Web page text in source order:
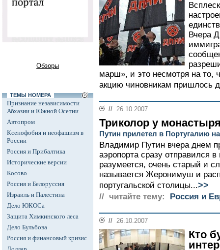
Обзоры
ТЕМЫ НОМЕРА
Признание независимости
Абхазии и Южной Осетии
Автопром
Ксенофобия и неофашизм в
России
Россия и Прибалтика
Исторические версии
Косово
Россия и Белоруссия
Израиль и Палестина
Дело ЮКОСа
Защита Химкинского леса
Дело Бульбова
Россия и финансовый кризис
Вчера
марш», и это несмотря на то,
акцию чиновникам пришлось
// 26.10.2007
Триколор у
Путин прилетел в Португалию
Владимир Путин вчера днем
аэропорта сразу отправился
разумеется, очень старый и
называется Жеронимуш и
португальской столицы...>>
// читайте тему: Россия и
// 26.10.2007
Кто